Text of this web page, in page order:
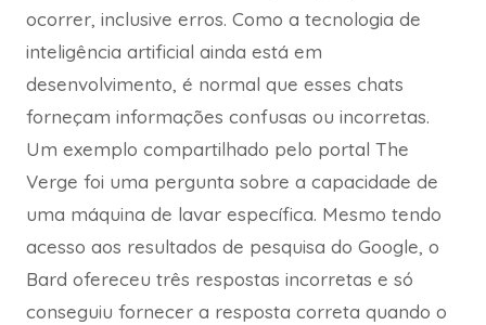
ocorrer, inclusive erros. Como a tecnologia de
inteligência artificial ainda está em
desenvolvimento, é normal que esses chats
forneçam informações confusas ou incorretas.
Um exemplo compartilhado pelo portal The
Verge foi uma pergunta sobre a capacidade de
uma máquina de lavar específica. Mesmo tendo
acesso aos resultados de pesquisa do Google, o
Bard ofereceu três respostas incorretas e só
conseguiu fornecer a resposta correta quando o